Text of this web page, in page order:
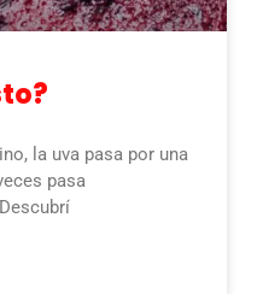
la uva pasa por una
pasa